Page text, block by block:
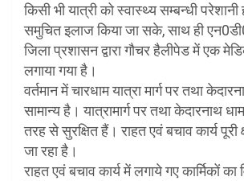
किसी भी यात्री को स्वास्थ्य सम्बन्धी
समुचित इलाज किया जा सके, साथ ही
जिला प्रशासन द्वारा गौचर हैलीपेड में एक
लगाया गया है।
वर्तमान में चारधाम यात्रा मार्ग पर तथा
सामान्य है। यात्रामार्ग पर तथा केदारनाथ
तरह से सुरक्षित हैं। राहत एवं बचाव कार्य पूरी
जा रहा है।
राहत एवं बचाव कार्य में लगाये गए कार्मिकों का